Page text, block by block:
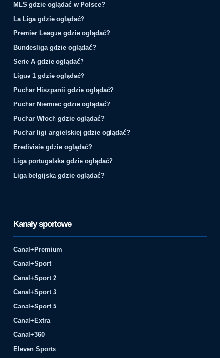
MLS gdzie oglądać w Polsce?
La Liga gdzie oglądać?
Premier League gdzie oglądać?
Bundesliga gdzie oglądać?
Serie A gdzie oglądać?
Ligue 1 gdzie oglądać?
Puchar Hiszpanii gdzie oglądać?
Puchar Niemiec gdzie oglądać?
Puchar Włoch gdzie oglądać?
Puchar ligi angielskiej gdzie oglądać?
Eredivisie gdzie oglądać?
Liga portugalska gdzie oglądać?
Liga belgijska gdzie oglądać?
Kanały sportowe
Canal+Premium
Canal+Sport
Canal+Sport 2
Canal+Sport 3
Canal+Sport 5
Canal+Extra
Canal+360
Eleven Sports